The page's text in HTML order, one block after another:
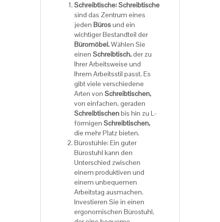
Schreibtische:Schreibtische
sind das Zentrum eines
jeden Bürosund ein
wichtiger Bestandteil der
Büromöbel.Wählen Sie
einen Schreibtisch,der zu
Ihrer Arbeitsweise und
Ihrem Arbeitsstil passt. Es
gibt viele verschiedene
Arten von Schreibtischen,
von einfachen, geraden
Schreibtischenbis hin zu L-
förmigen Schreibtischen,
die mehr Platz bieten.
Bürostühle: Ein guter
Bürostuhl kann den
Unterschied zwischen
einem produktiven und
einem unbequemen
Arbeitstag ausmachen.
Investieren Sie in einen
ergonomischen Bürostuhl,